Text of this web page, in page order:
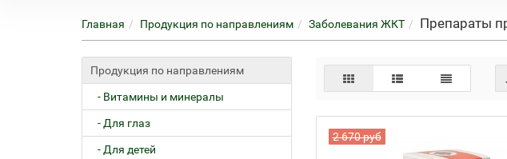
Главная Продукция по направлениям Заболевания ЖКТ Препараты
Продукция по направлениям
- Витамины и минералы
- Для глаз
- Для детей
2 670 руб